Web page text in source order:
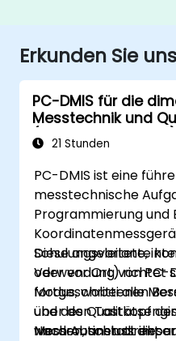
Erkunden Sie
PC-DMIS für die
Messtechnik und
(Nicht-CAD-Modus)
21 Stunden
PC-DMIS ist eine
messtechnische
Programmierung und
Schulungsvariante
Verwendung von PC-
Modus, wobei alle
über den Tastkopf
werden, anstatt
Diese angeleitete,
oder vor Ort) richtet
fortgeschrittenen
und des
Messroutinen direkt
Nach Abschluss